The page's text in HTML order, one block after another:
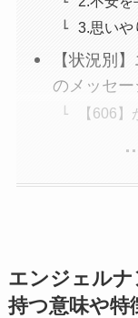
3.思いや
【状況別
のメッセ
【606
エンジェル
持つ意味や特